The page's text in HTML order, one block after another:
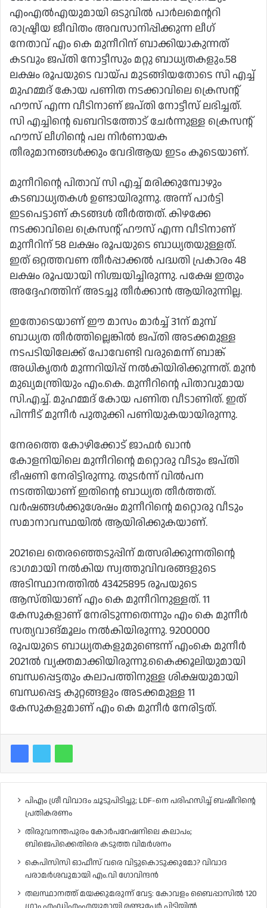
എംഎൽഎയുമായി ഒടുവിൽ പാർലമെന്ററി
രാഷ്ട്രീയ ജീവിതം അവസാനിപ്പിക്കുന്ന ലീഗ്
നേതാവ് എം കെ മുനീറിന് ബാക്കിയാകുന്നത്
കടവും ജപ്തി നോട്ടീസും മറ്റു ബാധ്യതകളും.58
ലക്ഷം രൂപയുടെ വായ്പ മുടങ്ങിയതോടെ സി എച്ച്
മുഹമ്മദ്‌ കോയ പണിത നടക്കാവിലെ ക്രെസന്റ്
ഹൗസ് എന്ന വീടിനാണ് ജപ്തി നോട്ടീസ് ലഭിച്ചത്.
സി എച്ചിന്റെ ഖബറിടത്തോട് ചേർന്നുള്ള ക്രെസന്റ്
ഹൗസ് ലീഗിന്റെ പല നിർണായക
തീരുമാനങ്ങൾക്കും വേദിആയ ഇടം കൂടെയാണ്.
മുനീറിന്റെ പിതാവ് സി എച്ച് മരിക്കുമ്പോഴും
കടബാധ്യതകൾ ഉണ്ടായിരുന്നു. അന്ന് പാർട്ടി
ഇടപെട്ടാണ് കടങ്ങൾ തീർത്തത്. കിഴക്കേ
നടക്കാവിലെ ക്രെസന്റ് ഹൗസ് എന്ന വീടിനാണ്
മുനീറിന് 58 ലക്ഷം രൂപയുടെ ബാധ്യതയുള്ളത്.
ഇത് ഒറ്റത്തവണ തീർപ്പാക്കൽ പദ്ധതി പ്രകാരം 48
ലക്ഷം രൂപയായി നിശ്ചയിച്ചിരുന്നു. പക്ഷേ ഇതും
അദ്ദേഹത്തിന് അടച്ചു തീർക്കാൻ ആയിരുന്നില്ല.
ഇതോടെയാണ് ഈ മാസം മാർച്ച് 31ന് മുമ്പ്
ബാധ്യത തീർത്തില്ലെങ്കിൽ ജപ്തി അടക്കമുള്ള
നടപടിയിലേക്ക് പോവേണ്ടി വരുമെന്ന് ബാങ്ക്
അധികൃതർ മുന്നറിയിപ്പ് നൽകിയിരിക്കുന്നത്. മുൻ
മുഖ്യമന്ത്രിയും എം.കെ. മുനീറിന്റെ പിതാവുമായ
സി.എച്ച്. മുഹമ്മദ് കോയ പണിത വീടാണിത്. ഇത്
പിന്നീട് മുനീർ പുതുക്കി പണിയുകയായിരുന്നു.
നേരത്തെ കോഴിക്കോട് ജാഫർ ഖാൻ
കോളനിയിലെ മുനീറിന്റെ മറ്റൊരു വീടും ജപ്തി
ഭീഷണി നേരിട്ടിരുന്നു. തുടർന്ന് വിൽപന
നടത്തിയാണ് ഇതിന്റെ ബാധ്യത തീർത്തത്.
വർഷങ്ങൾക്കുശേഷം മുനീറിന്റെ മറ്റൊരു വീടും
സമാനാവസ്ഥയിൽ ആയിരിക്കുകയാണ്.
2021ലെ തെരഞ്ഞെടുപ്പിന് മത്സരിക്കുന്നതിന്റെ
ഭാഗമായി നൽകിയ സ്വത്തുവിവരങ്ങളുടെ
അടിസ്ഥാനത്തിൽ 43425895 രൂപയുടെ
ആസ്തിയാണ് എം കെ മുനീറിനുള്ളത്. 11
കേസുകളാണ് നേരിടുന്നതെന്നും എം കെ മുനീർ
സത്യവാങ്മൂലം നൽകിയിരുന്നു. 9200000
രൂപയുടെ ബാധ്യതകളുമുണ്ടെന്ന് എംകെ മുനീർ
2021ൽ വ്യക്തമാക്കിയിരുന്നു.കൈക്കൂലിയുമായി
ബന്ധപ്പെട്ടതും കലാപത്തിനുള്ള ശിക്ഷയുമായി
ബന്ധപ്പെട്ട കുറ്റങ്ങളും അടക്കമുള്ള 11
കേസുകളുമാണ് എം കെ മുനീർ നേരിട്ടത്.
പിഎം ശ്രീ വിവാദം ചൂടുപിടിച്ചു; LDF-നെ പരിഹസിച്ച് ബഷീറിന്റെ
പ്രതികരണം
തിരുവനന്തപുരം കോർപറേഷനിലെ കലാപം;
ബിജെപിക്കെതിരെ കടുത്ത വിമർശനം
കെപിസിസി ഓഫീസ് വരെ വിട്ടുകൊടുക്കുമോ? വിവാദ
പരാമർശവുമായി എം.വി ഗോവിന്ദൻ
തലസ്ഥാനത്ത് മയക്കുമരുന്ന് വേട്ട: കോവളം ബൈപ്പാസിൽ 120